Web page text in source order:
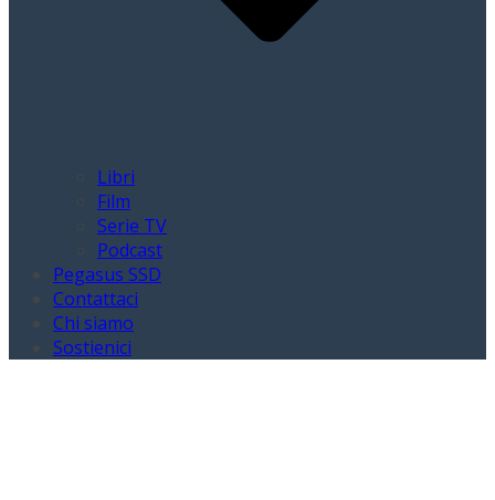
Libri
Film
Serie TV
Podcast
Pegasus SSD
Contattaci
Chi siamo
Sostienici